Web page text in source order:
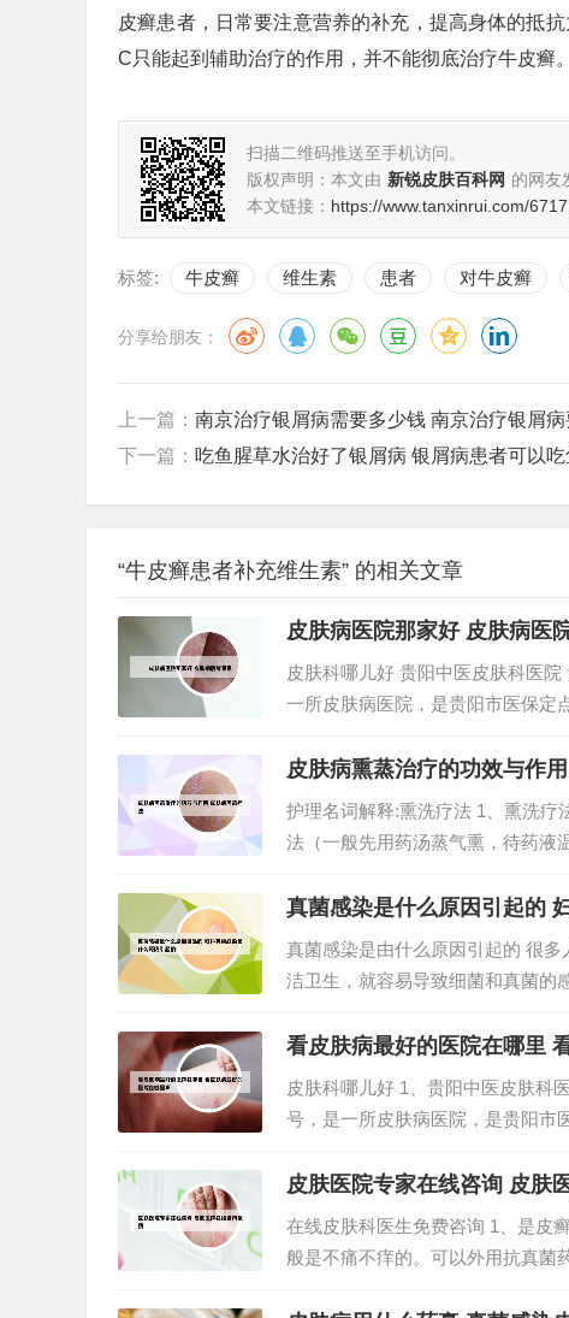
皮癣患者，日常要注意营养的补充，提高身体的抵
C只能起到辅助治疗的作用，并不能彻底治疗牛皮癣。
扫描二维码推送至手机访问。
版权声明：本文由 新锐皮肤百科网 的网友
本文链接： https://www.tanxinrui.com/
标签: 牛皮癣 维生素 患者 对牛皮癣
分享给朋友：
上一篇： 南京治疗银屑病需要多少钱 南京治疗银屑
下一篇： 吃鱼腥草水治好了银屑病 银屑病患者可以
“牛皮癣患者补充维生素” 的相关文章
皮肤病医院那家好 皮肤病医
皮肤科哪儿好 贵阳中医皮肤科医
一所皮肤病医院，是贵阳市医保定
科、中医科等临床和医技科室。上
皮肤科设置较为齐全，包括遗传性
皮肤病熏蒸治疗的功效与作
护理名词解释:熏洗疗法 1、熏洗疗
法（一般先用药汤蒸气熏，待药液
性周围血管患者因长期打针、服药
热在皮肤或患处进行熏蒸、淋洗的
真菌感染是什么原因引起的
真菌感染是由什么原因引起的 很
洁卫生，就容易导致细菌和真菌的
病。狗狗真菌感染的原因：营养不
食单一的狗粮，或者只吃单一的食
看皮肤病最好的医院在哪里
皮肤科哪儿好 1、贵阳中医皮肤科
号，是一所皮肤病医院，是贵阳市
学检验科、中医科等临床和医技科
院：该院的皮肤科设置较为齐全，
皮肤医院专家在线咨询 皮肤
在线皮肤科医生免费咨询 1、是皮
般是不痛不痒的。可以外用抗真菌
你好，根据您的描述应该是脂溢性